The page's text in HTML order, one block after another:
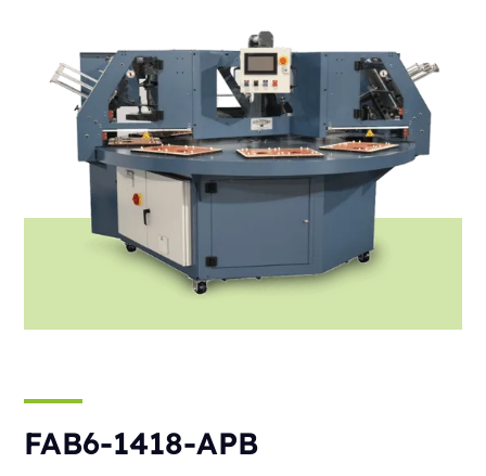
FAB6-1418-APB